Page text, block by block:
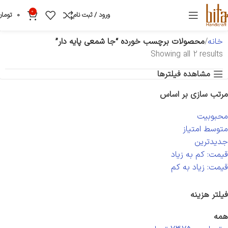
ورود / ثبت نام 0
0
خانه محصولات برچسب خورده “جا شمعی پایه دار”
Showing all 2 results
مشاهده فیلترها
مرتب سازی بر اساس
محبوبیت
متوسط امتیاز
جدیدترین
قیمت: کم به زیاد
قیمت: زیاد به کم
فیلتر هزینه
همه